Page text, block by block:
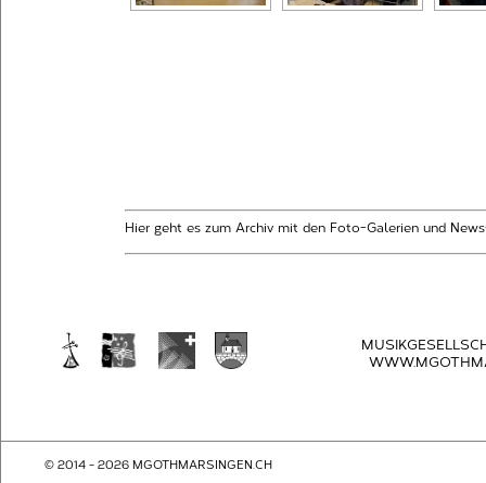
Hier geht es zum Archiv mit den Foto-Galerien und
© 2014 - 2026 MGOTHMARSINGEN.CH